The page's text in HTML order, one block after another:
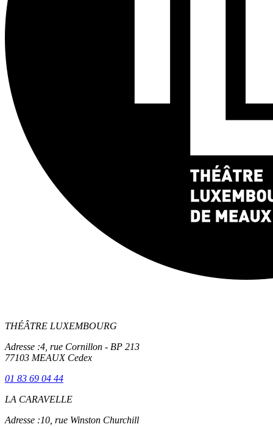
THÉÂTRE LUXEMBOURG
Adresse :4, rue Cornillon - BP 213
77103 MEAUX Cedex
01 83 69 04 44
LA CARAVELLE
Adresse :10, rue Winston Churchill